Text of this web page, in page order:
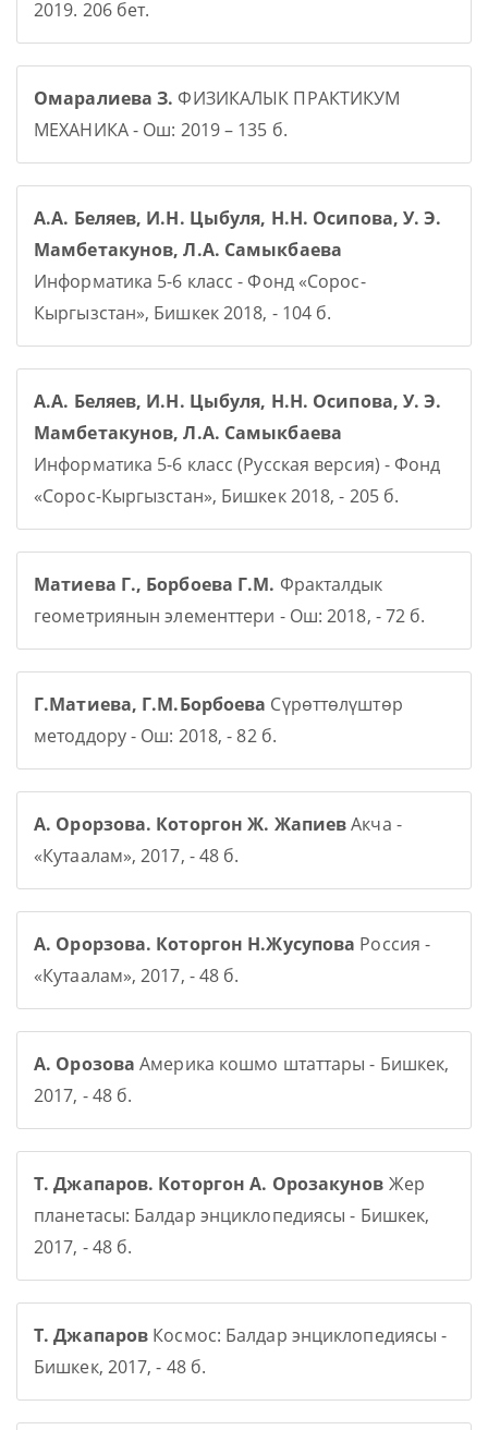
2019. 206 бет.
Омаралиева З. ФИЗИКАЛЫК ПРАКТИКУМ
МЕХАНИКА - Ош: 2019 – 135 б.
А.А. Беляев, И.Н. Цыбуля, Н.Н. Осипова, У. Э.
Мамбетакунов, Л.А. Самыкбаева
Информатика 5-6 класс - Фонд «Сорос-
Кыргызстан», Бишкек 2018, - 104 б.
А.А. Беляев, И.Н. Цыбуля, Н.Н. Осипова, У. Э.
Мамбетакунов, Л.А. Самыкбаева
Информатика 5-6 класс (Русская версия) - Фонд
«Сорос-Кыргызстан», Бишкек 2018, - 205 б.
Матиева Г., Борбоева Г.М. Фракталдык
геометриянын элементтери - Ош: 2018, - 72 б.
Г.Матиева, Г.М.Борбоева Сүрөттөлүштөр
методдору - Ош: 2018, - 82 б.
А. Орорзова. Которгон Ж. ЖапиевАкча -
«Кутаалам», 2017, - 48 б.
А. Орорзова. Которгон Н.Жусупова Россия -
«Кутаалам», 2017, - 48 б.
А. Орозова Америка кошмо штаттары - Бишкек,
2017, - 48 б.
Т. Джапаров. Которгон А. Орозакунов Жер
планетасы: Балдар энциклопедиясы - Бишкек,
2017, - 48 б.
Т. Джапаров Космос: Балдар энциклопедиясы -
Бишкек, 2017, - 48 б.